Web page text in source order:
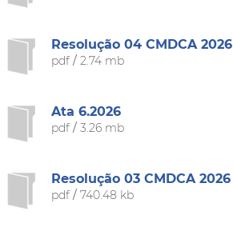
Resolução 04 CMDCA 2026
pdf/ 2.74 mb
Ata 6.2026
pdf/ 3.26 mb
Resolução 03 CMDCA 2026
pdf/ 740.48 kb